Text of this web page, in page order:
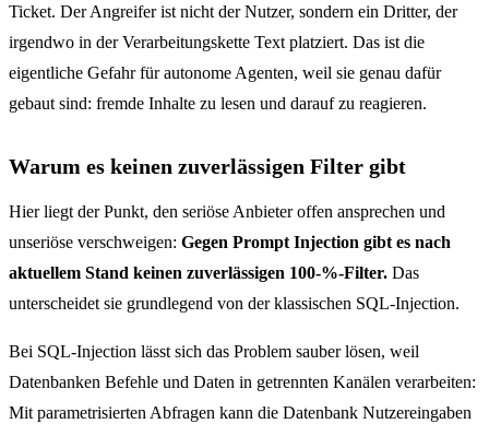
Ticket. Der Angreifer ist nicht der Nutzer, sondern ein Dritter, der
irgendwo in der Verarbeitungskette Text platziert. Das ist die
eigentliche Gefahr für autonome Agenten, weil sie genau dafür
gebaut sind: fremde Inhalte zu lesen und darauf zu reagieren.
Warum es keinen zuverlässigen Filter gibt
Hier liegt der Punkt, den seriöse Anbieter offen ansprechen und
unseriöse verschweigen: Gegen Prompt Injection gibt es nach
aktuellem Stand keinen zuverlässigen 100-%-Filter. Das
unterscheidet sie grundlegend von der klassischen SQL-Injection.
Bei SQL-Injection lässt sich das Problem sauber lösen, weil
Datenbanken Befehle und Daten in getrennten Kanälen verarbeiten:
Mit parametrisierten Abfragen kann die Datenbank Nutzereingaben